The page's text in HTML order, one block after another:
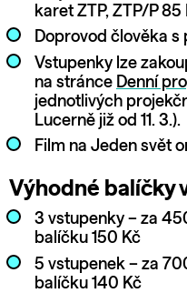
karet ZTP, ZTP/P 85
Doprovod člověka s
Vstupenky lze
na stránce Denní
jednotlivých
Lucerně již od 11. 3.).
Film na Jeden svět
Výhodné balíčky
3 vstupenky – za
balíčku 150 Kč
5 vstupenek – za
balíčku 140 Kč